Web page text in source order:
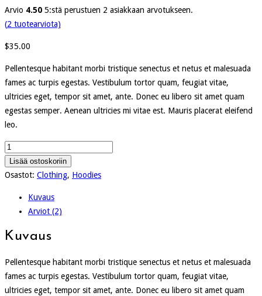
Arvio 4.50 5:stä perustuen 2 asiakkaan arvotukseen.
(2 tuotearviota)
$35.00
Pellentesque habitant morbi tristique senectus et netus et malesuada
fames ac turpis egestas. Vestibulum tortor quam, feugiat vitae,
ultricies eget, tempor sit amet, ante. Donec eu libero sit amet quam
egestas semper. Aenean ultricies mi vitae est. Mauris placerat eleifend
leo.
Woo
Ninja
määrä
Lisää ostoskoriin
Osastot: Clothing, Hoodies
Kuvaus
Arviot (2)
Kuvaus
Pellentesque habitant morbi tristique senectus et netus et malesuada
fames ac turpis egestas. Vestibulum tortor quam, feugiat vitae,
ultricies eget, tempor sit amet, ante. Donec eu libero sit amet quam